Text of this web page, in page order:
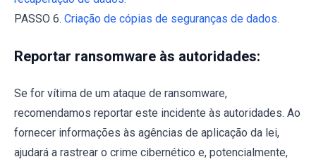
PASSO 6. Criação de cópias de seguranças de dados.
Reportar ransomware às autoridades:
Se for vítima de um ataque de ransomware,
recomendamos reportar este incidente às autoridades. Ao
fornecer informações às agências de aplicação da lei,
ajudará a rastrear o crime cibernético e, potencialmente,